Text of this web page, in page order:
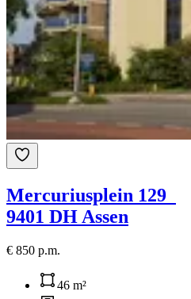
Mercuriusplein 129
9401 DH Assen
€ 850 p.m.
46 m²